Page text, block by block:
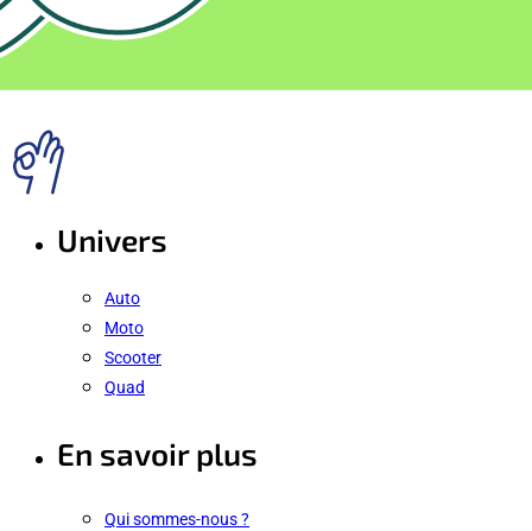
Univers
Auto
Moto
Scooter
Quad
En savoir plus
Qui sommes-nous ?